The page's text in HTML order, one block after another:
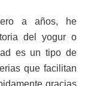
a años, he
del yogur o
es un tipo de
que facilitan
gracias